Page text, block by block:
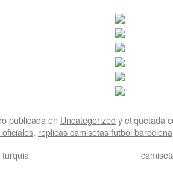
publicada en Uncategorized y etiquetada
, replicas camisetas futbol barcelona